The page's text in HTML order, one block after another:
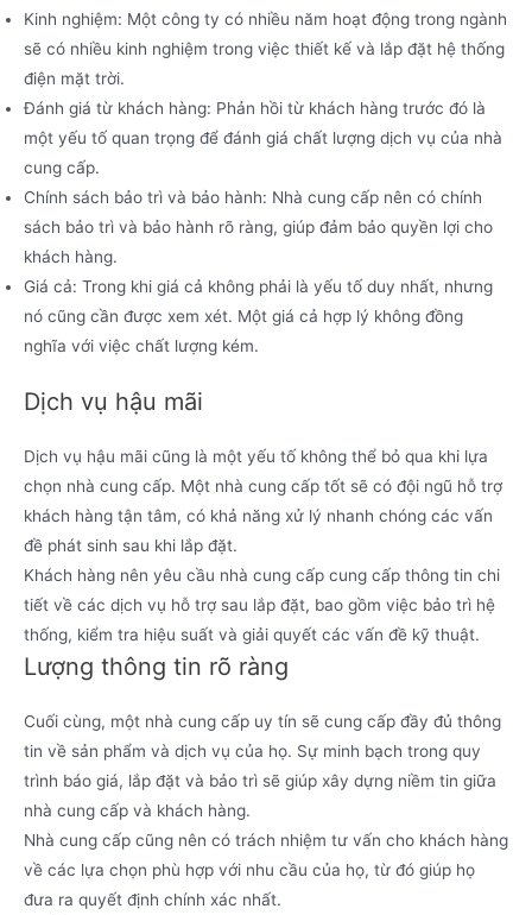
Kinh nghiệm: Một công ty có nhiều năm hoạt động trong ngành
sẽ có nhiều kinh nghiệm trong việc thiết kế và lắp đặt hệ thống
điện mặt trời.
Đánh giá từ khách hàng: Phản hồi từ khách hàng trước đó là
một yếu tố quan trọng để đánh giá chất lượng dịch vụ của nhà
cung cấp.
Chính sách bảo trì và bảo hành: Nhà cung cấp nên có chính
sách bảo trì và bảo hành rõ ràng, giúp đảm bảo quyền lợi cho
khách hàng.
Giá cả: Trong khi giá cả không phải là yếu tố duy nhất, nhưng
nó cũng cần được xem xét. Một giá cả hợp lý không đồng
nghĩa với việc chất lượng kém.
Dịch vụ hậu mãi
Dịch vụ hậu mãi cũng là một yếu tố không thể bỏ qua khi lựa
chọn nhà cung cấp. Một nhà cung cấp tốt sẽ có đội ngũ hỗ trợ
khách hàng tận tâm, có khả năng xử lý nhanh chóng các vấn
đề phát sinh sau khi lắp đặt.
Khách hàng nên yêu cầu nhà cung cấp cung cấp thông tin chi
tiết về các dịch vụ hỗ trợ sau lắp đặt, bao gồm việc bảo trì hệ
thống, kiểm tra hiệu suất và giải quyết các vấn đề kỹ thuật.
Lượng thông tin rõ ràng
Cuối cùng, một nhà cung cấp uy tín sẽ cung cấp đầy đủ thông
tin về sản phẩm và dịch vụ của họ. Sự minh bạch trong quy
trình báo giá, lắp đặt và bảo trì sẽ giúp xây dựng niềm tin giữa
nhà cung cấp và khách hàng.
Nhà cung cấp cũng nên có trách nhiệm tư vấn cho khách hàng
về các lựa chọn phù hợp với nhu cầu của họ, từ đó giúp họ
đưa ra quyết định chính xác nhất.